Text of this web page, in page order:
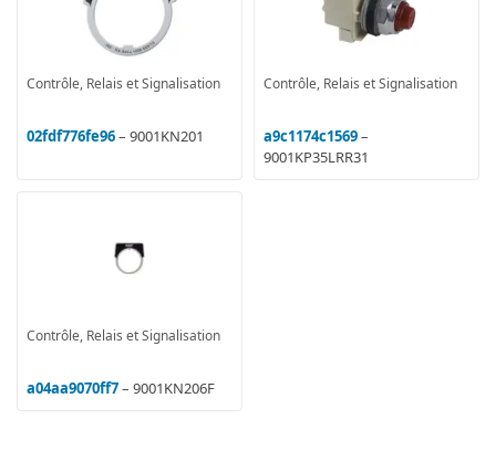
Contrôle, Relais et Signalisation
02fdf776fe96– 9001KN201
Contrôle, Relais et Signalisation
a9c1174c1569–
9001KP35LRR31
Contrôle, Relais et Signalisation
a04aa9070ff7– 9001KN206F